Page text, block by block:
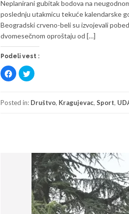
Neplanirani gubitak bodova na
poslednju utakmicu tekuće kalendarske
Beogradski crveno-beli su izvojevali
dvomesečnom oproštaju od […]
Podeli vest :
Click
to
share
(Opens
in
Click
to
(Opens
in
Posted in: Društvo, Kragujevac, Sport,